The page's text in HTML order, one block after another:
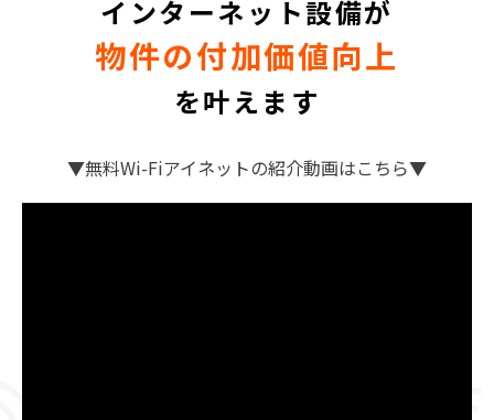
インターネット設備が
物件の付加価値向上
を叶えます
▼無料Wi-Fiアイネットの紹介動画はこちら▼